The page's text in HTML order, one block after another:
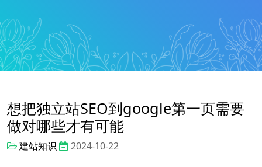
想把独立站SEO到google第一页需要
做对哪些才有可能
建站知识 2024-10-22